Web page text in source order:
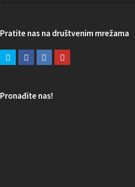
Pratite nas na društvenim mrežama
Pronađite nas!